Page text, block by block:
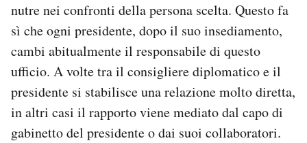
nutre nei confronti della persona scelta. Questo fa
sì che ogni presidente, dopo il suo insediamento,
cambi abitualmente il responsabile di questo
ufficio. A volte tra il consigliere diplomatico e il
presidente si stabilisce una relazione molto diretta,
in altri casi il rapporto viene mediato dal capo di
gabinetto del presidente o dai suoi collaboratori.